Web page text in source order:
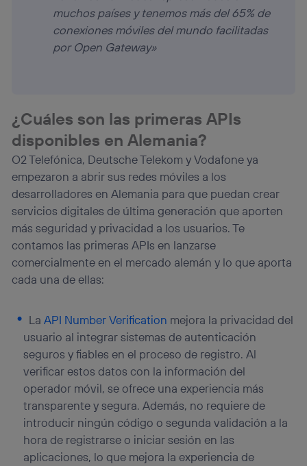
muchos países y tenemos más del 65% de
conexiones móviles del mundo facilitadas
por Open Gateway»
¿Cuáles son las primeras APIs
disponibles en Alemania?
O2 Telefónica, Deutsche Telekom y Vodafone ya
empezaron a abrir sus redes móviles a los
desarrolladores en Alemania para que puedan crear
servicios digitales de última generación que aporten
más seguridad y privacidad a los usuarios. Te
contamos las primeras APIs en lanzarse
comercialmente en el mercado alemán y lo que aporta
cada una de ellas:
LaAPI Number Verification mejora la privacidad del
usuario al integrar sistemas de autenticación
seguros y fiables en el proceso de registro. Al
verificar estos datos con la información del
operador móvil, se ofrece una experiencia más
transparente y segura. Además, no requiere de
introducir ningún código o segunda validación a la
hora de registrarse o iniciar sesión en las
aplicaciones, lo que mejora la experiencia de